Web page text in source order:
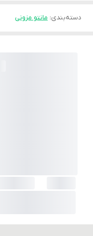
دسته‌بندی: مانتو مزونی